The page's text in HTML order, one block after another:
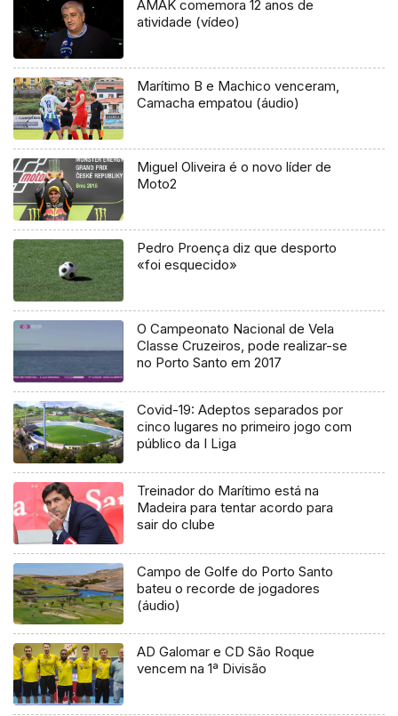
AMAK comemora 12 anos de
atividade (vídeo)
Marítimo B e Machico venceram,
Camacha empatou (áudio)
Miguel Oliveira é o novo líder de
Moto2
Pedro Proença diz que desporto
«foi esquecido»
O Campeonato Nacional de Vela
Classe Cruzeiros, pode realizar-se
no Porto Santo em 2017
Covid-19: Adeptos separados por
cinco lugares no primeiro jogo com
público da I Liga
Treinador do Marítimo está na
Madeira para tentar acordo para
sair do clube
Campo de Golfe do Porto Santo
bateu o recorde de jogadores
(áudio)
AD Galomar e CD São Roque
vencem na 1ª Divisão